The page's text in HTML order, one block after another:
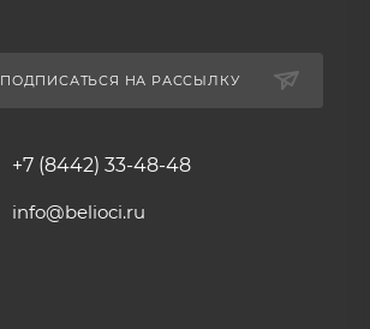
ПОДПИСАТЬСЯ НА РАССЫЛКУ
+7 (8442) 33-48-48
info@belioci.ru